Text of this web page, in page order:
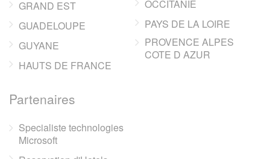
GRAND EST
GUADELOUPE
GUYANE
HAUTS DE FRANCE
OCCITANIE
PAYS DE LA LOIRE
PROVENCE ALPES
COTE D AZUR
Partenaires
Specialiste technologies
Microsoft